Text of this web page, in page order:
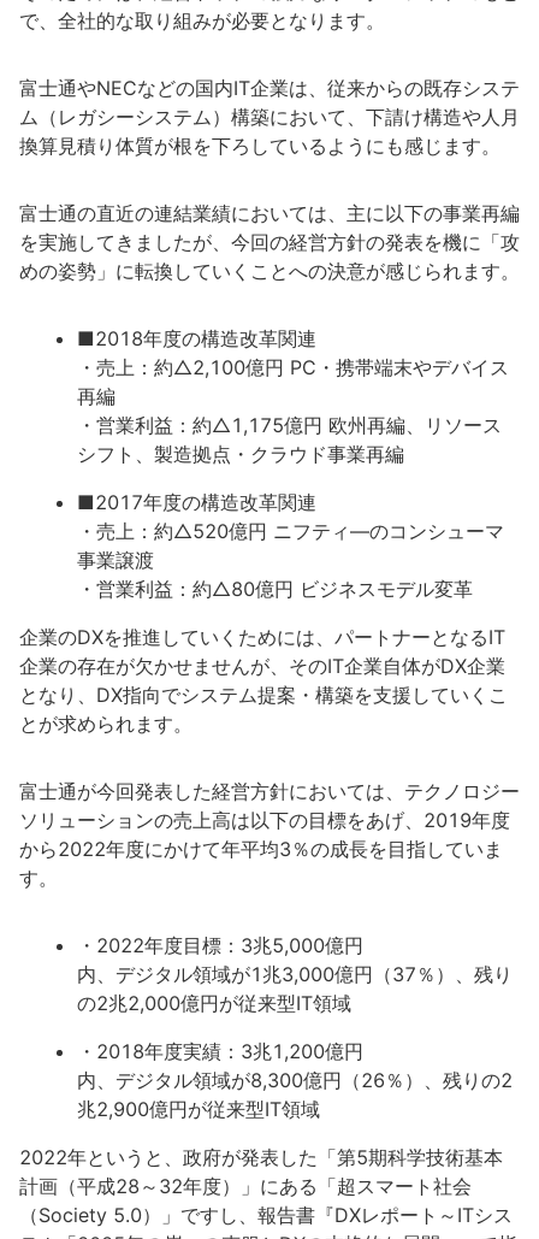
で、全社的な取り組みが必要となります。
富士通やNECなどの国内IT企業は、従来からの既存システ
ム（レガシーシステム）構築において、下請け構造や人月
換算見積り体質が根を下ろしているようにも感じます。
富士通の直近の連結業績においては、主に以下の事業再編
を実施してきましたが、今回の経営方針の発表を機に「攻
めの姿勢」に転換していくことへの決意が感じられます。
■2018年度の構造改革関連
・売上：約△2,100億円 PC・携帯端末やデバイス
再編
・営業利益：約△1,175億円 欧州再編、リソース
シフト、製造拠点・クラウド事業再編
■2017年度の構造改革関連
・売上：約△520億円 ニフティ―のコンシューマ
事業譲渡
・営業利益：約△80億円 ビジネスモデル変革
企業のDXを推進していくためには、パートナーとなるIT
企業の存在が欠かせませんが、そのIT企業自体がDX企業
となり、DX指向でシステム提案・構築を支援していくこ
とが求められます。
富士通が今回発表した経営方針においては、テクノロジー
ソリューションの売上高は以下の目標をあげ、2019年度
から2022年度にかけて年平均3％の成長を目指していま
す。
・2022年度目標：3兆5,000億円
内、デジタル領域が1兆3,000億円（37％）、残り
の2兆2,000億円が従来型IT領域
・2018年度実績：3兆1,200億円
内、デジタル領域が8,300億円（26％）、残りの2
兆2,900億円が従来型IT領域
2022年というと、政府が発表した「第5期科学技術基本
計画（平成28～32年度）」にある「超スマート社会
（Society 5.0）」ですし、報告書『DXレポート～ITシス